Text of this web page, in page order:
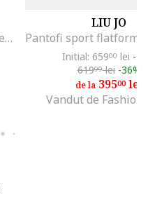
Pantofi sport Superstar de piele intoarsa, Gri deschis/Roz pastel/Caramel
LIU JO
Initial: 65900 lei -
61999lei -36%
de la 39500lei
Vandut de Fashion